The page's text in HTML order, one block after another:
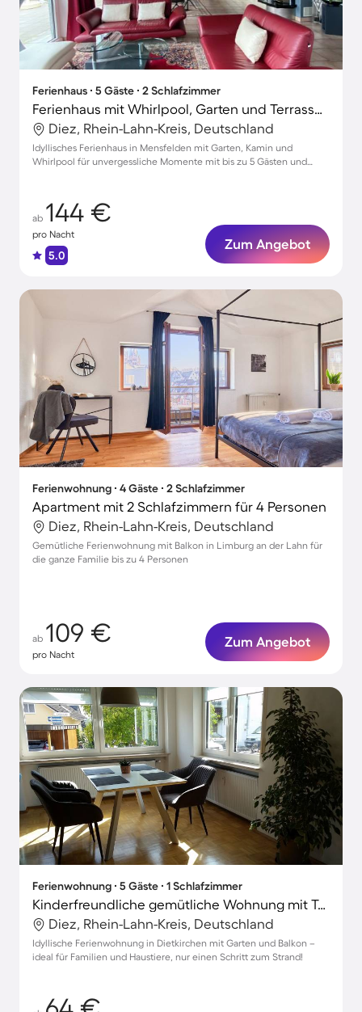
Ferienhaus ∙ 5 Gäste ∙ 2 Schlafzimmer
Ferienhaus mit Whirlpool, Garten und Terrasse | Naturblick
Diez, Rhein-Lahn-Kreis, Deutschland
Idyllisches Ferienhaus in Mensfelden mit Garten, Kamin und
Whirlpool für unvergessliche Momente mit bis zu 5 Gästen und
ab 144 €
pro Nacht
5.0
Zum Angebot
Ferienwohnung ∙ 4 Gäste ∙ 2 Schlafzimmer
Apartment mit 2 Schlafzimmern für 4 Personen
Diez, Rhein-Lahn-Kreis, Deutschland
Gemütliche Ferienwohnung mit Balkon in Limburg an der Lahn für
die ganze Familie bis zu 4 Personen
ab 109 €
pro Nacht
Zum Angebot
Ferienwohnung ∙ 5 Gäste ∙ 1 Schlafzimmer
Kinderfreundliche gemütliche Wohnung mit Terrasse, Grill und Garten | Naturblick | Haustiere sind willkommen
Diez, Rhein-Lahn-Kreis, Deutschland
Idyllische Ferienwohnung in Dietkirchen mit Garten und Balkon –
ideal für Familien und Haustiere, nur einen Schritt zum Strand!